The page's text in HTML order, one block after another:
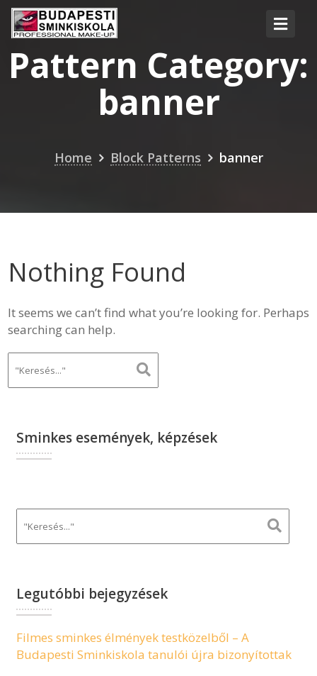
Pattern Category:
banner
Home Block Patterns banner
Nothing Found
It seems we can’t find what you’re looking for. Perhaps
searching can help.
Sminkes események, képzések
Legutóbbi bejegyzések
Filmes sminkes élmények testközelből – A
Budapesti Sminkiskola tanulói újra bizonyítottak